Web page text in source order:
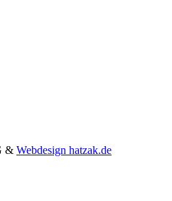
& Webdesign hatzak.de